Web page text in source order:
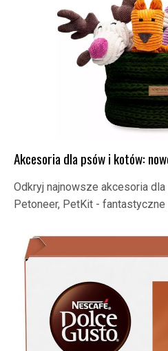
Akcesoria dla psów i kotów:
Odkryj najnowsze akcesoria
Petoneer, PetKit -